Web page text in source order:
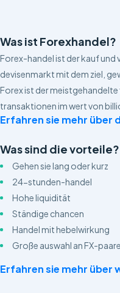
Was ist Forexhandel?
Forex-handel ist der kauf und
devisenmarkt mit dem ziel,
Forex ist der
transaktionen im wert von
Erfahren sie mehr über
Was sind die vorteile?
Gehen sie lang oder kurz
24-stunden-handel
Hohe liquidität
Ständige chancen
Handel mit hebelwirkung
Große auswahl an FX-
Erfahren sie mehr über